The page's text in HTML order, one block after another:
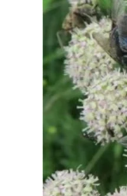
Body Mist Spray